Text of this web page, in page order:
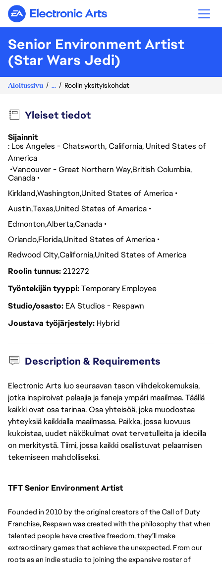
Electronic Arts
Senior Environment Artist
(Star Wars Jedi)
Aloitussivu ... Roolin yksityiskohdat
Yleiset tiedot
Sijainnit
: Los Angeles - Chatsworth, California, United States of
America
Vancouver - Great Northern WayBritish Columbia
Canada
KirklandWashington United States of America
AustinTexas United States of America
EdmontonAlbertaCanada
OrlandoFloridaUnited States of America
Redwood CityCaliforniaUnited States of America
Roolin tunnus212272
Työntekijän tyyppiTemporary Employee
Studio/osasto EA Studios - Respawn
Joustava työjärjestely Hybrid
Description & Requirements
Electronic Arts luo seuraavan tason viihdekokemuksia,
jotka inspiroivat pelaajia ja faneja ympäri maailmaa. Täällä
kaikki ovat osa tarinaa. Osa yhteisöä, joka muodostaa
yhteyksiä kaikkialla maailmassa. Paikka, jossa luovuus
kukoistaa, uudet näkökulmat ovat tervetulleita ja ideoilla
on merkitystä. Tiimi, jossa kaikki osallistuvat pelaamisen
tekemiseen mahdolliseksi.
TFT Senior Environment Artist
Founded in 2010 by the original creators of the Call of Duty
Franchise, Respawn was created with the philosophy that when
talented people have creative freedom, they’ll make
extraordinary games that achieve the unexpected. From our
roots as an indie studio to joining the expansive roster of